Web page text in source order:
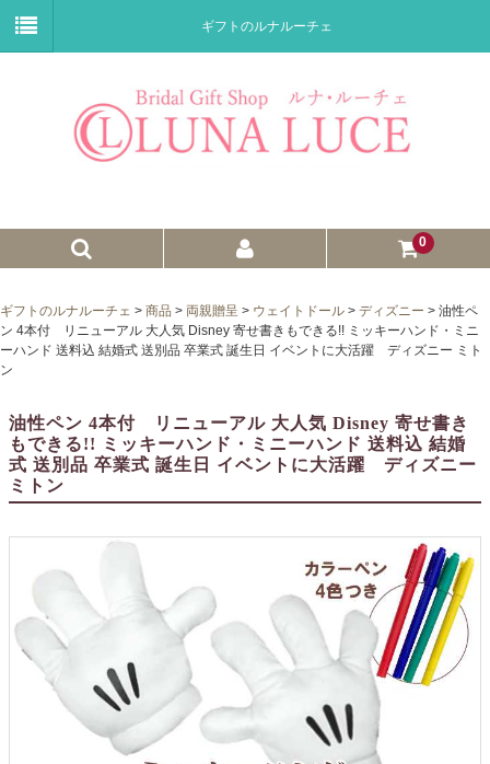
ギフトのルナルーチェ
0
プチギフト
子育て卒業証書
ウェルカムボード
DIY用品
引菓子
引出物ギフト
カタログギフト
ギフトのルナルーチェ > 商品 > 両親贈呈 > ウェイトドール > ディズニー > 油性ペ
ン 4本付 リニューアル 大人気 Disney 寄せ書きもできる!! ミッキーハンド・ミニ
ーハンド 送料込 結婚式 送別品 卒業式 誕生日 イベントに大活躍 ディズニー ミト
ン
油性ペン 4本付 リニューアル 大人気 Disney 寄せ書き
もできる!! ミッキーハンド・ミニーハンド 送料込 結婚
式 送別品 卒業式 誕生日 イベントに大活躍 ディズニー
ミトン